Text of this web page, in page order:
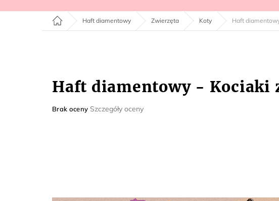
Home Haft diamentowy Zwierzęta Koty Haft
Haft diamentowy - Kociaki
Średnia
Brak oceny Szczegóły oceny